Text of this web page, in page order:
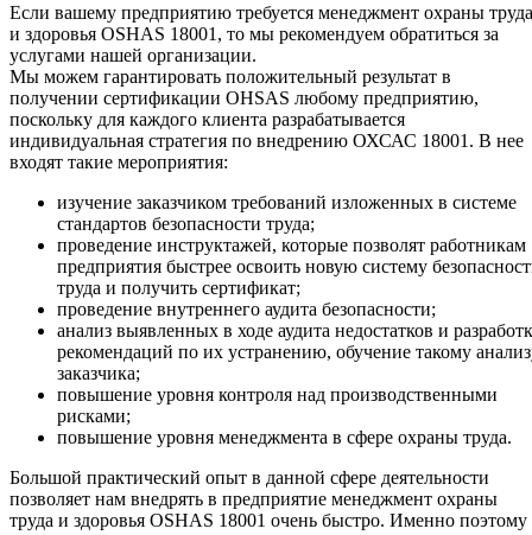
Если вашему предприятию требуется менеджмент охраны труда
и здоровья OSHAS 18001, то мы рекомендуем обратиться за
услугами нашей организации.
Мы можем гарантировать положительный результат в
получении сертификации OHSAS любому предприятию,
поскольку для каждого клиента разрабатывается
индивидуальная стратегия по внедрению ОХСАС 18001. В нее
входят такие мероприятия:
изучение заказчиком требований изложенных в системе
стандартов безопасности труда;
проведение инструктажей, которые позволят работникам
предприятия быстрее освоить новую систему
труда и получить сертификат;
проведение внутреннего аудита безопасности;
анализ выявленных в ходе аудита недостатков и
рекомендаций по их устранению, обучение такому
заказчика;
повышение уровня контроля над производственными
рисками;
повышение уровня менеджмента в сфере охраны труда.
Большой практический опыт в данной сфере деятельности
позволяет нам внедрять в предприятие менеджмент охраны
труда и здоровья OSHAS 18001 очень быстро. Именно поэтому